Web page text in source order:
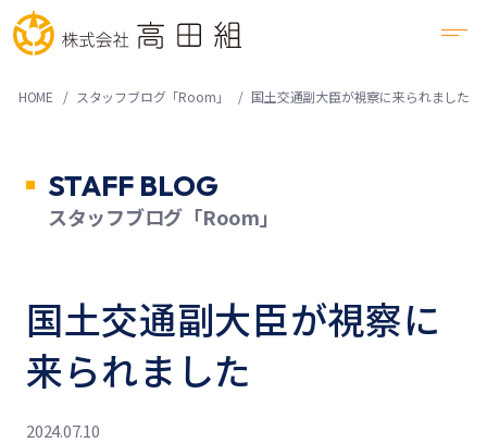
HOME スタッフブログ「Room」 国土交通副大臣が視察に来られました
STAFF BLOG
スタッフブログ「Room」
国土交通副大臣が視察に
来られました
2024.07.10